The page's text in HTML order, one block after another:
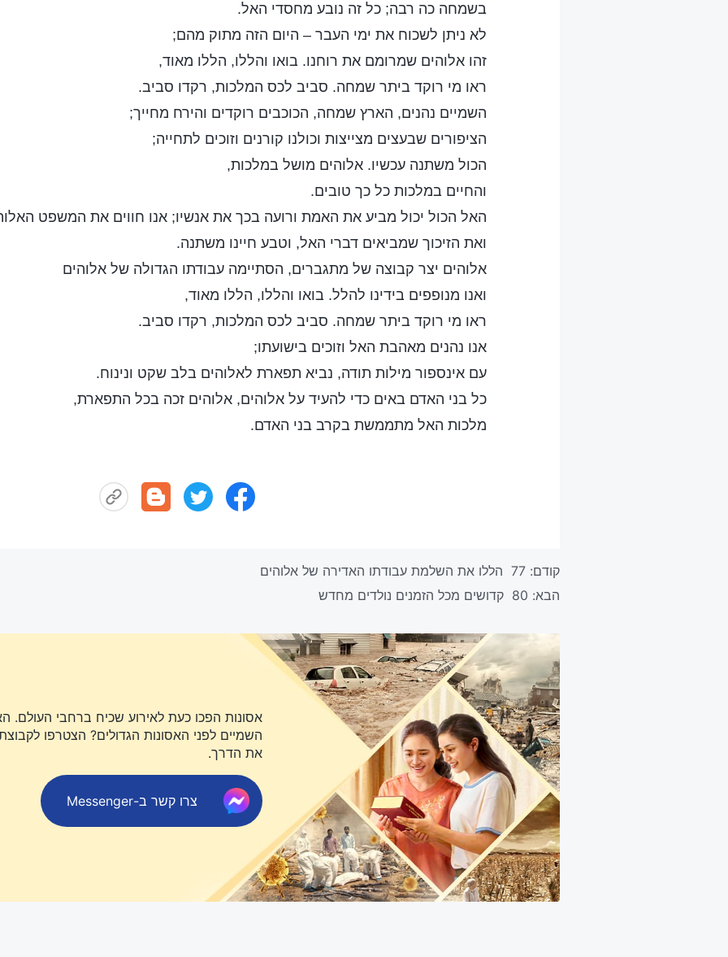
בשמחה כה רבה; כל זה נובע מחסדי האל.
לא ניתן לשכוח את ימי העבר – היום הזה מתוק מהם;
זהו אלוהים שמרומם את רוחנו. בואו והללו, הללו מאוד,
ראו מי רוקד ביתר שמחה. סביב לכס המלכות, רקדו סביב.
השמיים נהנים, הארץ שמחה, הכוכבים רוקדים והירח מחייך;
הציפורים שבעצים מצייצות וכולנו קורנים וזוכים לתחייה;
הכול משתנה עכשיו. אלוהים מושל במלכות,
והחיים במלכות כל כך טובים.
האל הכול יכול מביע את האמת ורועה בכך את אנשיו; אנו חווים את המשפט
ואת הזיכוך שמביאים דברי האל, וטבע חיינו משתנה.
אלוהים יצר קבוצה של מתגברים, הסתיימה עבודתו הגדולה של אלוהים
ואנו מנופפים בידינו להלל. בואו והללו, הללו מאוד,
ראו מי רוקד ביתר שמחה. סביב לכס המלכות, רקדו סביב.
אנו נהנים מאהבת האל וזוכים בישועתו;
עם אינספור מילות תודה, נביא תפארת לאלוהים בלב שקט ונינוח.
כל בני האדם באים כדי להעיד על אלוהים, אלוהים זכה בכל התפארת,
מלכות האל מתממשת בקרב בני האדם.
קודם: 77 הללו את השלמת עבודתו האדירה של אלוהים
הבא: 80 קדושים מכל הזמנים נולדים מחדש
אסונות הפכו כעת לאירוע שכיח ברחבי העולם.
השמיים לפני האסונות הגדולים? הצטרפו לקבוצת
את הדרך.
צרו קשר ב-Messenger